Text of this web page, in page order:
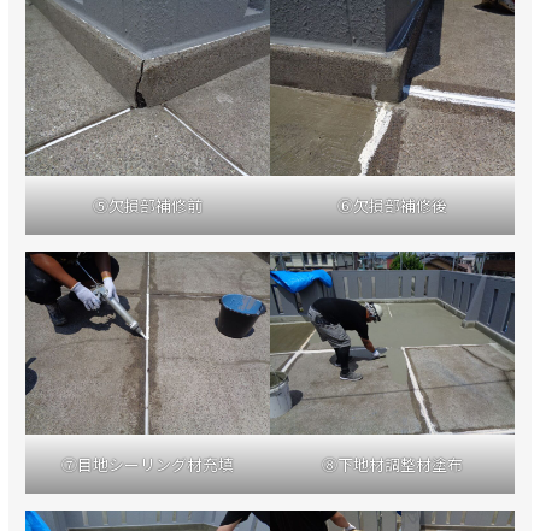
⑤欠損部補修前 ⑥欠損部補修後
⑦目地シーリング材充填 ⑧下地材調整材塗布